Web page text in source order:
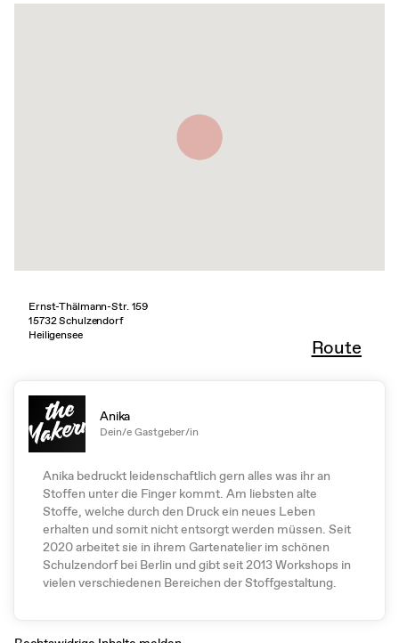
Ernst-Thälmann-Str. 159
15732 Schulzendorf
Heiligensee
Route
Anika
Dein/e Gastgeber/in
Anika bedruckt leidenschaftlich gern alles was ihr an
Stoffen unter die Finger kommt. Am liebsten alte
Stoffe, welche durch den Druck ein neues Leben
erhalten und somit nicht entsorgt werden müssen. Seit
2020 arbeitet sie in ihrem Gartenatelier im schönen
Schulzendorf bei Berlin und gibt seit 2013 Workshops in
vielen verschiedenen Bereichen der Stoffgestaltung.